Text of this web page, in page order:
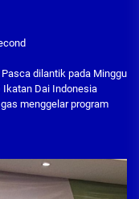
dilantik pada Minggu
Ikatan Dai Indonesia
menggelar program